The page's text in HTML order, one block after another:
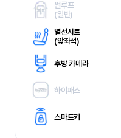
썬루프
(일반)
열선시트
(앞좌석)
후방 카메라
하이패스
스마트키